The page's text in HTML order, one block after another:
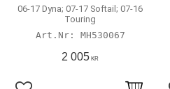
06-17 Dyna; 07-17 Softail; 07-16
Touring
MH530067
2 005 KR